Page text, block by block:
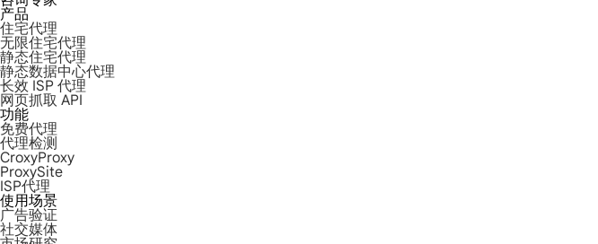
产品
住宅代理
无限住宅代理
静态住宅代理
静态数据中心代理
长效 ISP 代理
网页抓取 API
功能
免费代理
代理检测
CroxyProxy
ProxySite
ISP代理
使用场景
广告验证
社交媒体